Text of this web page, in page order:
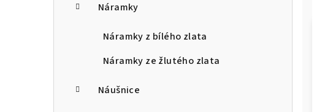
Náramky
Náramky z bílého zlata
Náramky ze žlutého zlata
Náušnice